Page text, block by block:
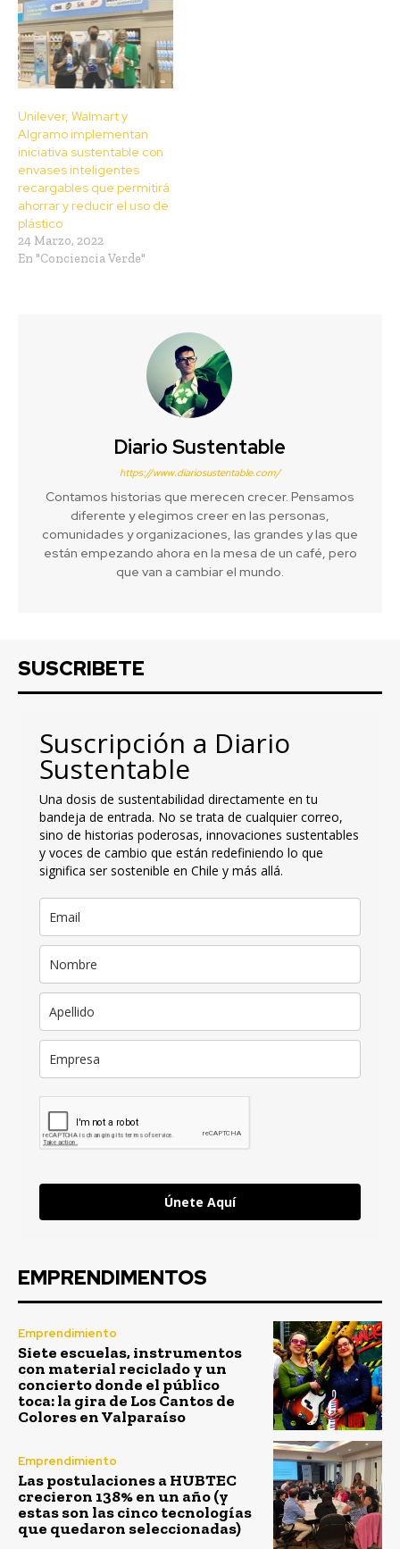
Unilever, Walmart y
Algramo implementan
iniciativa sustentable con
envases inteligentes
recargables que permitirá
ahorrar y reducir el uso de
plástico
24 Marzo, 2022
En "Conciencia Verde"
Diario Sustentable
https://www.diariosustentable.com/
Contamos historias que merecen crecer. Pensamos
diferente y elegimos creer en las personas,
comunidades y organizaciones, las grandes y las que
están empezando ahora en la mesa de un café, pero
que van a cambiar el mundo.
SUSCRIBETE
Suscripción a Diario
Sustentable
Una dosis de sustentabilidad directamente en tu
bandeja de entrada. No se trata de cualquier correo,
sino de historias poderosas, innovaciones sustentables
y voces de cambio que están redefiniendo lo que
significa ser sostenible en Chile y más allá.
Únete Aquí
EMPRENDIMENTOS
Emprendimiento
Siete escuelas, instrumentos
con material reciclado y un
concierto donde el público
toca: la gira de Los Cantos de
Colores en Valparaíso
Emprendimiento
Las postulaciones a HUBTEC
crecieron 138% en un año (y
estas son las cinco tecnologías
que quedaron seleccionadas)